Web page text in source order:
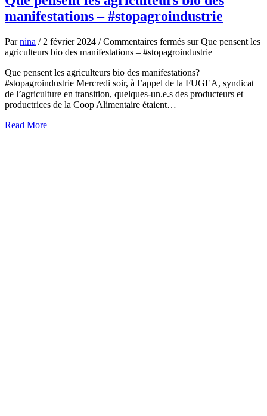
manifestations – #stopagroindustrie
Parnina / 2 février 2024 / Commentaires fermés sur Que pensent les
agriculteurs bio des manifestations – #stopagroindustrie
Que pensent les agriculteurs bio des manifestations?
#stopagroindustrie Mercredi soir, à l’appel de la FUGEA, syndicat
de l’agriculture en transition, quelques-un.e.s des producteurs et
productrices de la Coop Alimentaire étaient…
Read Moreabout